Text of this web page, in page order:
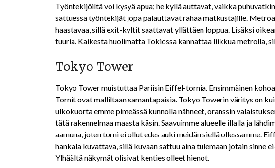
Työntekijöiltä voi kysyä apua; he kyllä auttavat, vaikka
sattuessa työntekijät jopa palauttavat rahaa matkustajille.
haastavaa, sillä exit-kyltit saattavat yllättäen loppua. Lisäksi
tuuria. Kaikesta huolimatta Tokiossa kannattaa liikkua metrolla,
Tokyo Tower
Tokyo Tower muistuttaa Pariisin Eiffel-tornia. Ensimmäinen
Tornit ovat malliltaan samantapaisia. Tokyo Towerin väritys on
ulkokuorta emme pimeässä kunnolla nähneet, oranssin
tätä rakennelmaa maasta käsin. Saavuimme alueelle illalla ja
aamuna, joten torni ei ollut edes auki meidän siellä ollessamme.
hankala kuvattava, sillä kuvaan sattuu aina tulemaan jotain sinne
Ylhäältä näkymät olisivat kenties olleet hienot.